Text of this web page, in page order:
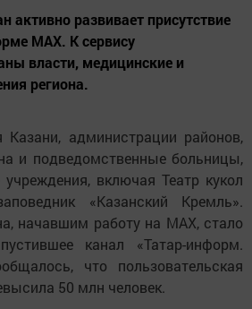
активно развивает присутствие
MAX. К сервису
власти, медицинские и
региона.
администрации районов,
и подведомственные больницы,
включая Театр кукол
«Казанский Кремль».
начавшим работу на MAX, стало
канал «Татар-информ.
что пользовательская
50 млн человек.